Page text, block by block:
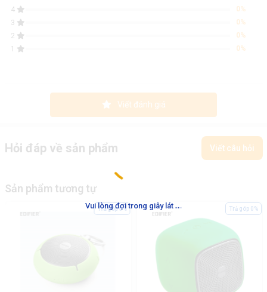
Vui lòng đợi trong giây lát ...
4
0%
3
0%
2
0%
1
0%
Viết đánh giá
Hỏi đáp về sản phẩm Viết câu hỏi
Sản phẩm tương tự
Trả góp 0% Trả góp 0%